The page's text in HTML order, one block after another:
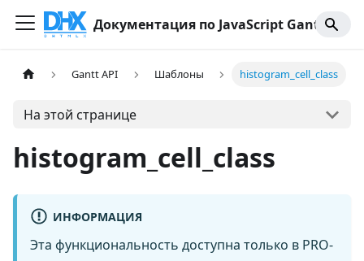
Документация по JavaScript Gantt
Gantt API Шаблоны histogram_cell_class
На этой странице
histogram_cell_class
ИНФОРМАЦИЯ
Эта функциональность доступна только в PRO-